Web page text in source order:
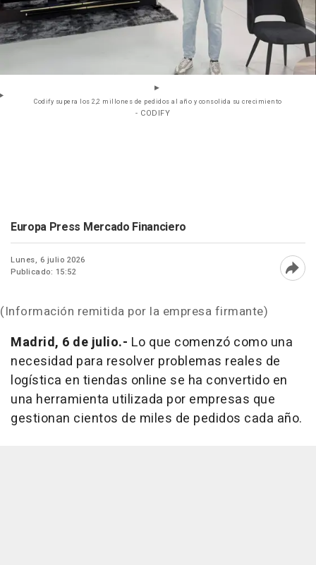
Codify supera los 2,2 millones de pedidos al año y consolida su crecimiento
- CODIFY
Europa Press Mercado Financiero
Lunes, 6 julio 2026
Publicado: 15:52
(Información remitida por la empresa firmante)
Madrid, 6 de julio.- Lo que comenzó como una
necesidad para resolver problemas reales de
logística en tiendas online se ha convertido en
una herramienta utilizada por empresas que
gestionan cientos de miles de pedidos cada año.